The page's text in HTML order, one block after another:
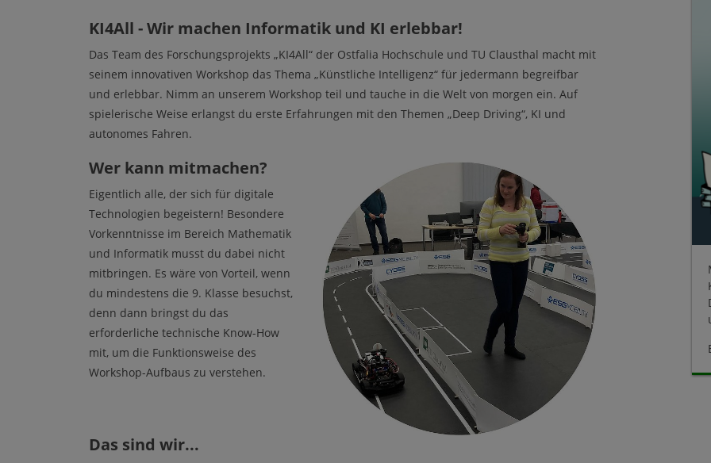
KI4All - Wir machen Informatik und KI erlebbar!
Das Team des Forschungsprojekts „KI4All“ der Ostfalia Hochschule und TU Clausthal macht mit
seinem innovativen Workshop das Thema „Künstliche Intelligenz“ für jedermann begreifbar
und erlebbar. Nimm an unserem Workshop teil und tauche in die Welt von morgen ein. Auf
spielerische Weise erlangst du erste Erfahrungen mit den Themen „Deep Driving“, KI und
autonomes Fahren.
Wer kann mitmachen?
Eigentlich alle, der sich für digitale
Technologien begeistern! Besondere
Vorkenntnisse im Bereich Mathematik
und Informatik musst du dabei nicht
mitbringen. Es wäre von Vorteil, wenn
du mindestens die 9. Klasse besuchst,
denn dann bringst du das
erforderliche technische Know-How
mit, um die Funktionsweise des
Workshop-Aufbaus zu verstehen.
Das sind wir...